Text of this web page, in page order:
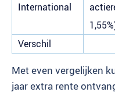
International
Verschil
Met even vergelijken
jaar extra rente